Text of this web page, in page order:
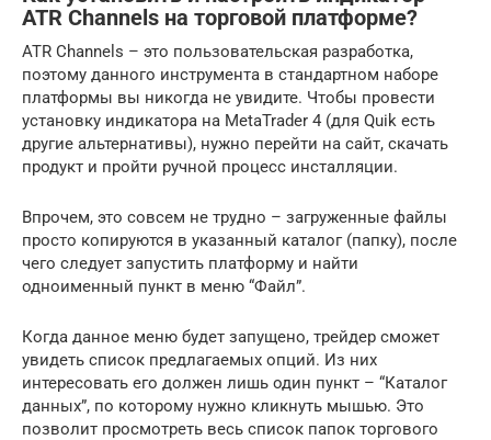
ATR Channels на торговой платформе?
ATR Channels – это пользовательская разработка,
поэтому данного инструмента в стандартном наборе
платформы вы никогда не увидите. Чтобы провести
установку индикатора на MetaTrader 4 (для Quik есть
другие альтернативы), нужно перейти на сайт, скачать
продукт и пройти ручной процесс инсталляции.
Впрочем, это совсем не трудно – загруженные файлы
просто копируются в указанный каталог (папку), после
чего следует запустить платформу и найти
одноименный пункт в меню “Файл”.
Когда данное меню будет запущено, трейдер сможет
увидеть список предлагаемых опций. Из них
интересовать его должен лишь один пункт – “Каталог
данных”, по которому нужно кликнуть мышью. Это
позволит просмотреть весь список папок торгового